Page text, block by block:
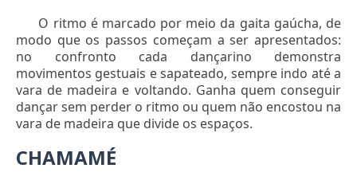
O ritmo é marcado por meio da gaita gaúcha, de
modo que os passos começam a ser apresentados:
no confronto cada dançarino demonstra
movimentos gestuais e sapateado, sempre indo até a
vara de madeira e voltando. Ganha quem conseguir
dançar sem perder o ritmo ou quem não encostou na
vara de madeira que divide os espaços.
CHAMAMÉ